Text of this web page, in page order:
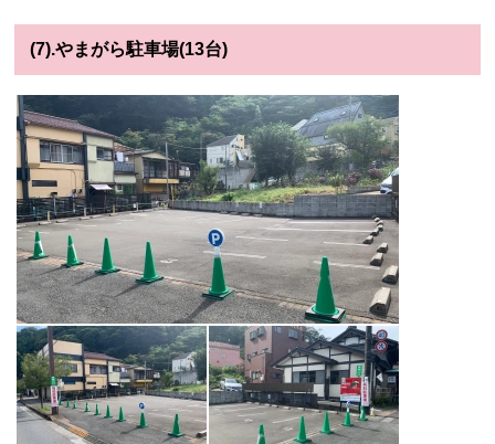
(7).やまがら駐車場(13台)